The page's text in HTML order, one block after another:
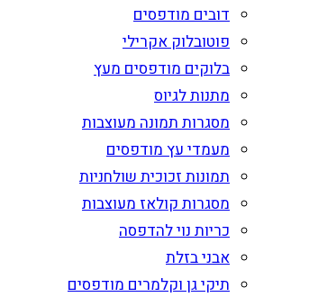
דובים מודפסים
פוטובלוק אקרילי
בלוקים מודפסים מעץ
מתנות לגיוס
מסגרות תמונה מעוצבות
מעמדי עץ מודפסים
תמונות זכוכית שולחניות
מסגרות קולאז מעוצבות
כריות נוי להדפסה
אבני בזלת
תיקי גן וקלמרים מודפסים